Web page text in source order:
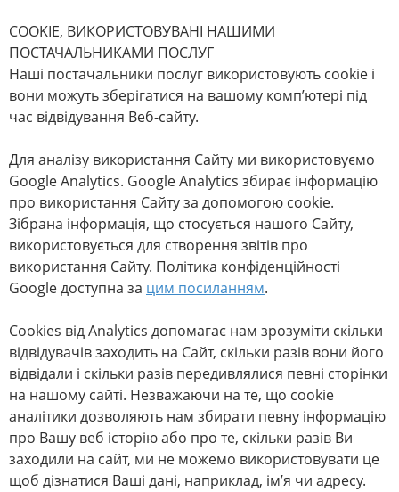
СOOKIE, ВИКОРИСТОВУВАНІ НАШИМИ
ПОСТАЧАЛЬНИКАМИ ПОСЛУГ
Наші постачальники послуг використовують cookie і
вони можуть зберігатися на вашому комп’ютері під
час відвідування Веб-сайту.
Для аналізу використання Сайту ми використовуємо
Google Analytics. Google Analytics збирає інформацію
про використання Сайту за допомогою cookie.
Зібрана інформація, що стосується нашого Сайту,
використовується для створення звітів про
використання Сайту. Політика конфіденційності
Google доступна за цим посиланням.
Сookies від Analytics допомагає нам зрозуміти скільки
відвідувачів заходить на Сайт, скільки разів вони його
відвідали і скільки разів передивлялися певні сторінки
на нашому сайті. Незважаючи на те, що cookiе
аналітики дозволяють нам збирати певну інформацію
про Вашу веб історію або про те, скільки разів Ви
заходили на сайт, ми не можемо використовувати це
щоб дізнатися Ваші дані, наприклад, ім’я чи адресу.